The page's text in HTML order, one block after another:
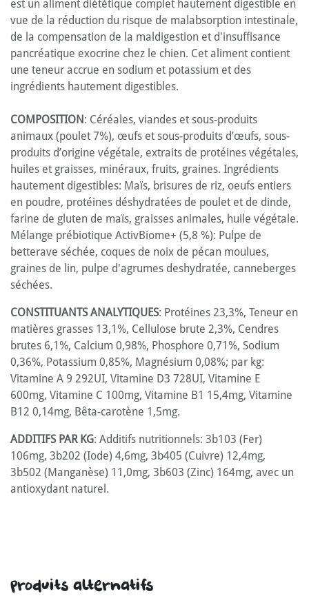
est un aliment diététique complet hautement digestible en
vue de la réduction du risque de malabsorption intestinale,
de la compensation de la maldigestion et d'insuffisance
pancréatique exocrine chez le chien. Cet aliment contient
une teneur accrue en sodium et potassium et des
ingrédients hautement digestibles.
COMPOSITION: Céréales, viandes et sous-produits
animaux (poulet 7%), œufs et sous-produits d’œufs, sous-
produits d’origine végétale, extraits de protéines végétales,
huiles et graisses, minéraux, fruits, graines. Ingrédients
hautement digestibles: Maïs, brisures de riz, oeufs entiers
en poudre, protéines déshydratées de poulet et de dinde,
farine de gluten de maïs, graisses animales, huile végétale.
Mélange prébiotique ActivBiome+ (5,8 %): Pulpe de
betterave séchée, coques de noix de pécan moulues,
graines de lin, pulpe d'agrumes deshydratée, canneberges
séchées.
CONSTITUANTS ANALYTIQUES: Protéines 23,3%, Teneur en
matières grasses 13,1%, Cellulose brute 2,3%, Cendres
brutes 6,1%, Calcium 0,98%, Phosphore 0,71%, Sodium
0,36%, Potassium 0,85%, Magnésium 0,08%; par kg:
Vitamine A 9 292UI, Vitamine D3 728UI, Vitamine E
600mg, Vitamine C 100mg, Vitamine B1 15,4mg, Vitamine
B12 0,14mg, Bêta-carotène 1,5mg.
ADDITIFS PAR KG: Additifs nutritionnels: 3b103 (Fer)
106mg, 3b202 (Iode) 4,6mg, 3b405 (Cuivre) 12,4mg,
3b502 (Manganèse) 11,0mg, 3b603 (Zinc) 164mg, avec un
antioxydant naturel.
Produits alternatifs